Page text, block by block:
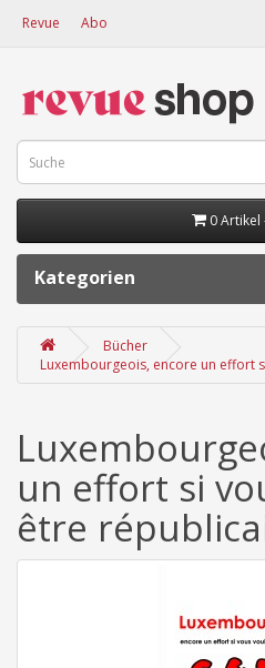
Revue Abo
0 Artikel
Kategorien
Bücher
Luxembourgeois, encore un effort
un effort si
être